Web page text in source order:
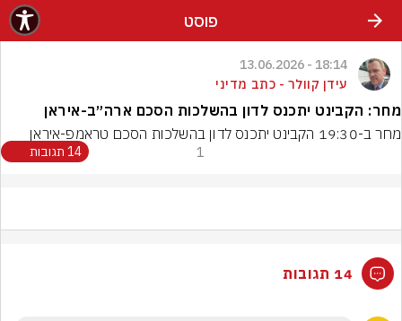
פוסט
18:14 - 13.06.2026
עידן קוולר - כתב מדיני
מחר: הקבינט יתכנס לדון בהשלכות הסכם ארה״ב-איראן
מחר ב-19:30 הקבינט יתכנס לדון בהשלכות הסכם טראמפ-איראן
1 14 תגובות
14 תגובות